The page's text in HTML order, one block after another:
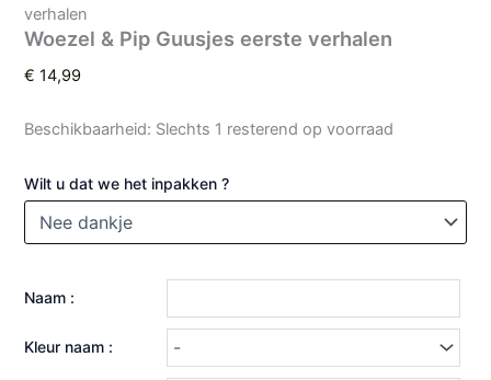
verhalen
Woezel & Pip Guusjes eerste verhalen
€ 14,99
Beschikbaarheid: Slechts 1 resterend op voorraad
Wilt u dat we het inpakken ?
Naam :
Kleur naam :